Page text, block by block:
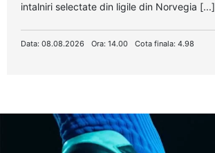
intalniri selectate din ligile din Norvegia [...]
Data: 08.08.2026 Ora: 14.00 Cota finala: 4.98